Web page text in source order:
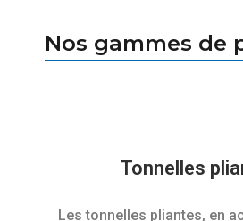
Nos gammes de
Tonnelles
Les tonnelles pliantes, en